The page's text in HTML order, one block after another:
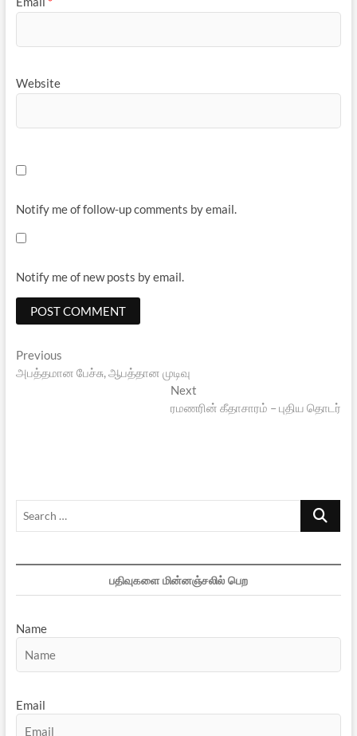
Website
Notify me of follow-up comments by email.
Notify me of new posts by email.
Post
navigation
PreviousPrevious
post:
அபத்தமான பேச்சு, ஆபத்தான முடிவு
Next
post:
ரமணரின் கீதாசாரம் – புதிய தொடர்
Search
பதிவுகளை மின்னஞ்சலில் பெற
Name
Email